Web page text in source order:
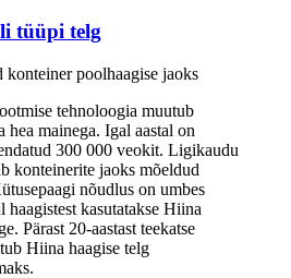
tüüpi telg
konteiner poolhaagise jaoks
tehnoloogia muutub
hea mainega. Igal aastal on
300 000 veokit. Ligikaudu
konteinerite jaoks mõeldud
nõudlus on umbes
haagistest kasutatakse Hiina
Pärast 20-aastast teekatse
Hiina haagise telg